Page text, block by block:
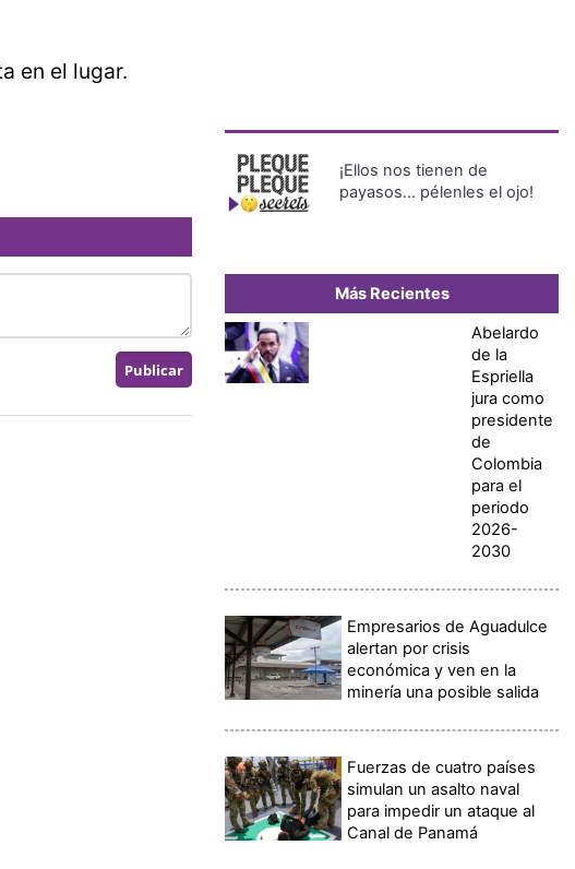
en el lugar.
¡Ellos nos tienen de
payasos… pélenles el ojo!
Más Recientes
Abelardo
de la
Espriella
jura como
presidente
de
Colombia
para el
periodo
2026-
2030
Empresarios de Aguadulce
alertan por crisis
económica y ven en la
minería una posible salida
Fuerzas de cuatro países
simulan un asalto naval
para impedir un ataque al
Canal de Panamá